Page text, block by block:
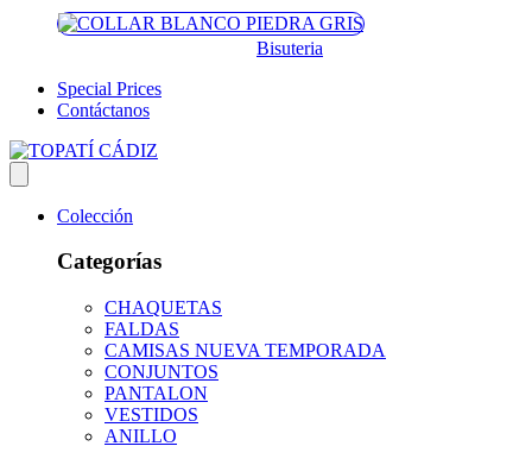
Bisuteria
Special Prices
Contáctanos
Colección
Categorías
CHAQUETAS
FALDAS
CAMISAS NUEVA TEMPORADA
CONJUNTOS
PANTALON
VESTIDOS
ANILLO